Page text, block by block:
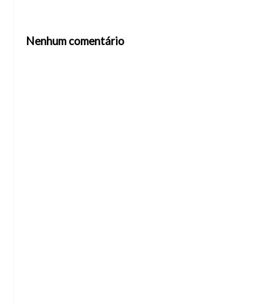
Nenhum comentário